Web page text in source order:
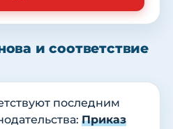
и соответствие
последним
Приказ